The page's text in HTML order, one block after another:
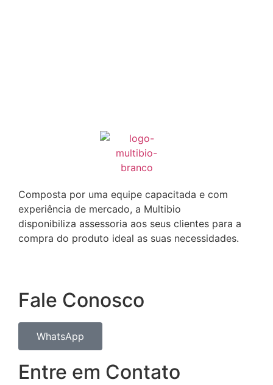
Composta por uma equipe capacitada e com
experiência de mercado, a Multibio
disponibiliza assessoria aos seus clientes para a
compra do produto ideal as suas necessidades.
Fale Conosco
WhatsApp
Entre em Contato